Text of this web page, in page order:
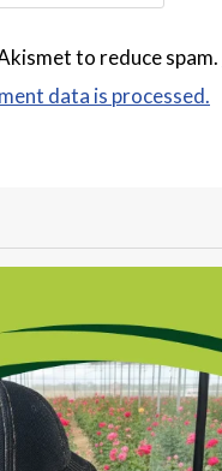
to reduce spam.
data is processed.